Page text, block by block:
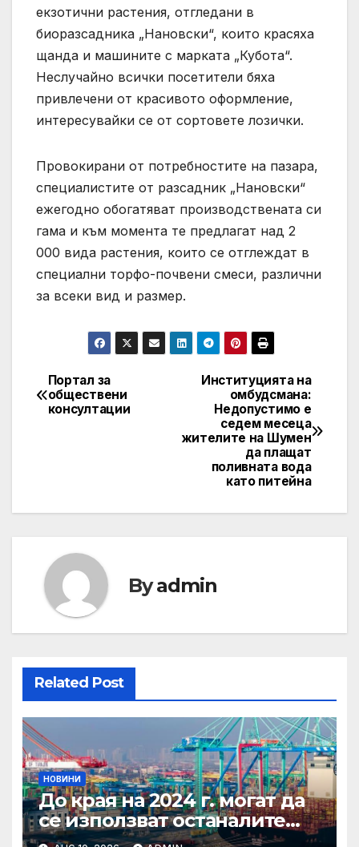
екзотични растения, отгледани в
биоразсадника „Нановски“, които красяха
щанда и машините с марката „Кубота“.
Неслучайно всички посетители бяха
привлечени от красивото оформление,
интересувайки се от сортовете лозички.
Провокирани от потребностите на пазара,
специалистите от разсадник „Нановски“
ежегодно обогатяват производствената си
гама и към момента те предлагат над 2
000 вида растения, които се отглеждат в
специални торфо-почвени смеси, различни
за всеки вид и размер.
Post
navigation
Институцията на
омбудсмана:
Недопустимо е
седем месеца
жителите на Шумен
да плащат
поливната вода
като питейна
Портал за
обществени
консултации
Byadmin
Related Post
НОВИНИ
До края на 2024 г. могат да
се използват останалите
дни отпуск от 2022 г.